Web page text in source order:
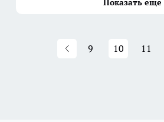
Показать еще
9 10 11